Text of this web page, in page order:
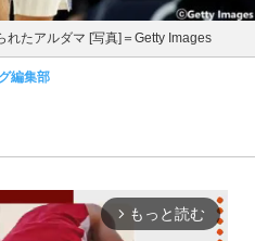
れたアルダマ [写真]＝Getty Images
編集部
arrow_forward_ios もっと読む